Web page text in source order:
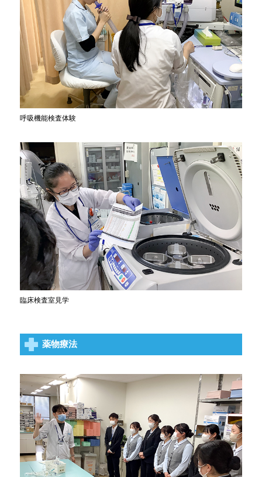
呼吸機能検査体験
臨床検査室見学
薬物療法